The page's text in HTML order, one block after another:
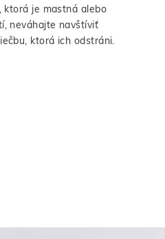
ktorá je mastná alebo
neváhajte navštíviť
ktorá ich odstráni.